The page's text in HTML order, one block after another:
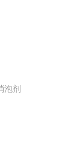
泡剂